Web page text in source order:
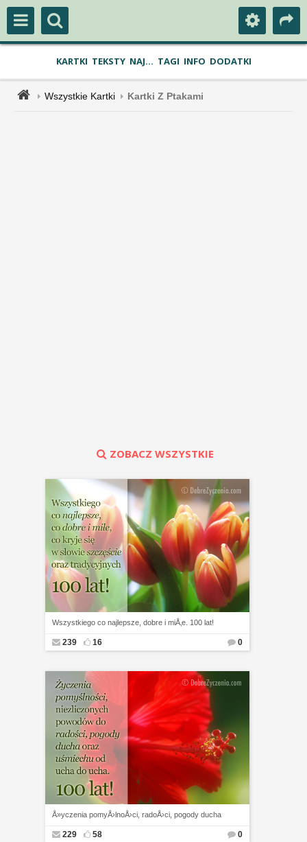
KARTKI TEKSTY NAJ... TAGI INFO DODATKI
Wszystkie Kartki Kartki Z Ptakami
ZOBACZ WSZYSTKIE
Wszystkiego co najlepsze, dobre i miÅ‚e. 100 lat!
239 16 0
Å»yczenia pomyÅ›lnoÅ›ci, radoÅ›ci, pogody ducha
229 58 0